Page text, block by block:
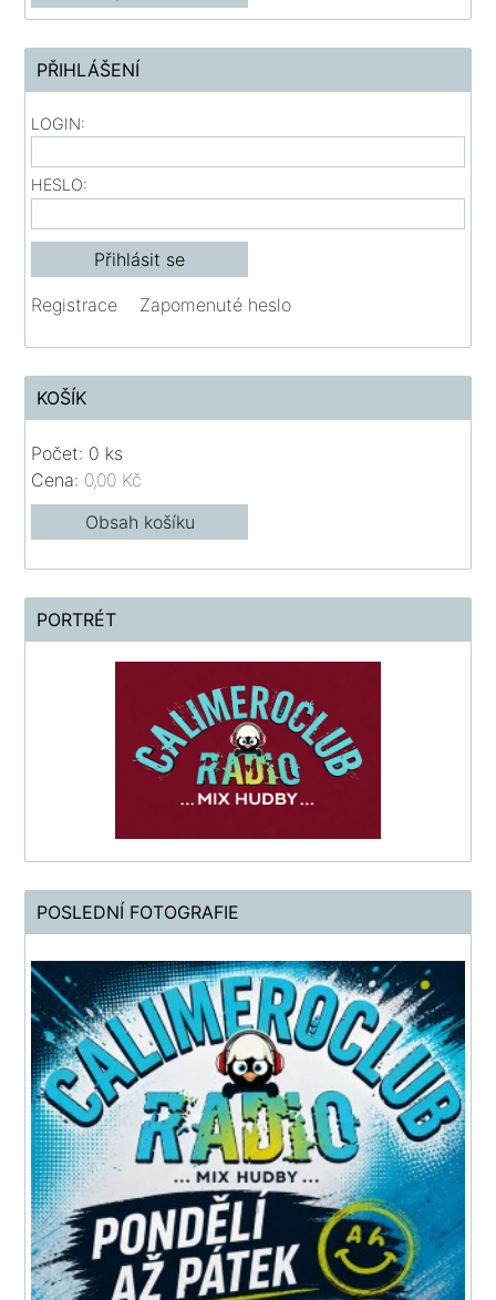
PŘIHLÁŠENÍ
LOGIN:
HESLO:
Registrace Zapomenuté heslo
KOŠÍK
Počet: 0 ks
Cena: 0,00 Kč
Obsah košíku
PORTRÉT
POSLEDNÍ FOTOGRAFIE